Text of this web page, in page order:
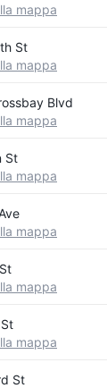
mappa
St
mappa
Blvd
mappa
St
mappa
mappa
mappa
mappa
St